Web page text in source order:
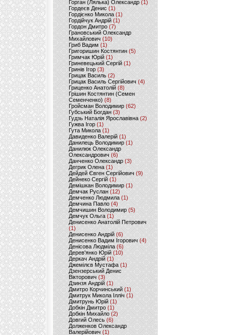
Горган (Лялька) Олександр(1)
Гордеєв Денис (1)
Гордієнко Микола (1)
Гордійчук Андрій (1)
Гордон Дмитро (7)
Грановський Олександр
Михайлович (10)
Гриб Вадим (1)
Григоришин Костянтин (5)
Гримчак Юрій(1)
Гриневецький Сергій(1)
Гринів Ігор (3)
Грицак Василь (2)
Грицак Василь Сергійович (4)
Гриценко Анатолій (8)
Грішин Костянтин (Семен
Семенченко)(8)
Гройсман Володимир(62)
Губський Богдан (3)
Гудзь Наталія Ярославівна(2)
Гужва Ігор (1)
Гута Микола (1)
Давиденко Валерій (1)
Данилець Володимир(1)
Данилюк Олександр
Олександрович (6)
Данченко Олександр (3)
Дегрик Олена(1)
Дейдей Євген Сергійович(9)
Дейнеко Сергій (1)
Демішкан Володимир(1)
Демчак Руслан (12)
Демченко Людмила (1)
Демчина Павло (4)
Демчишин Володимир (5)
Демчук Ольга(1)
Денисенко Анатолій Петрович
(1)
Денисенко Андрій (6)
Денисенко Вадим Ігорович (4)
Денісова Людміла(6)
Дерев'янко Юрій(10)
Деркач Андрій(1)
Джемілєв Мустафа (1)
Дзензерський Денис
Вікторович (3)
Дзинзя Андрій (1)
Дмитро Корчинський (1)
Дмитрук Микола Ілліч (1)
Дмитрунь Юрій (1)
Добкін Дмитро(1)
Добкін Михайло (2)
Довгий Олесь (6)
Долженков Олександр
Валерійович (1)